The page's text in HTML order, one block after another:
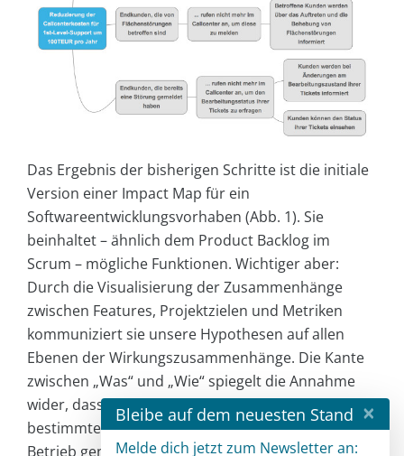
Das Ergebnis der bisherigen Schritte ist die initiale
Version einer Impact Map für ein
Softwareentwicklungsvorhaben (Abb. 1). Sie
beinhaltet – ähnlich dem Product Backlog im
Scrum – mögliche Funktionen. Wichtiger aber:
Durch die Visualisierung der Zusammenhänge
zwischen Features, Projektzielen und Metriken
kommuniziert sie unsere Hypothesen auf allen
Ebenen der Wirkungszusammenhänge. Die Kante
zwischen „Was“ und „Wie“ spiegelt die Annahme
wider, dass eine bestimmte Funktion eine
bestimmte Wirkung entfalten wird, wenn sie in
Betrieb genommen wird. Die Kante zwischen „Wer“
Bleibe auf dem neuesten Stand ×
Melde dich jetzt zum Newsletter an: